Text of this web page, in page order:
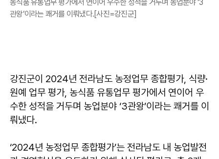
농식품 유통업무 평가에서 연이어 우수한 성적을 거두며 농업분야 ‘3
관왕’이라는 쾌거를 이뤄냈다.[사진=강진군]
강진군이 2024년 전라남도 농정업무 종합평가, 식량·
원예 업무 평가, 농식품 유통업무 평가에서 연이어 우
수한 성적을 거두며 농업분야 ‘3관왕’이라는 쾌거를 이
뤄냈다.
‘2024년 농정업무 종합평가’는 전라남도 내 농업발전